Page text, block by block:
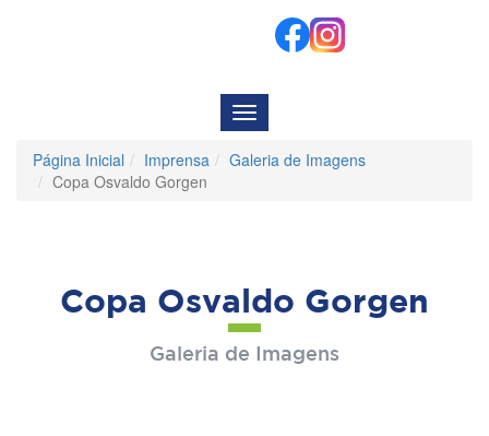
Menu
de
Navegação
Página Inicial Imprensa
Galeria de Imagens
Copa Osvaldo Gorgen
Copa Osvaldo Gorgen
Galeria de Imagens